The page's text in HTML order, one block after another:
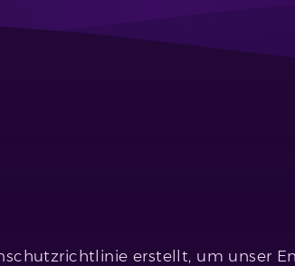
erstellt, um unser